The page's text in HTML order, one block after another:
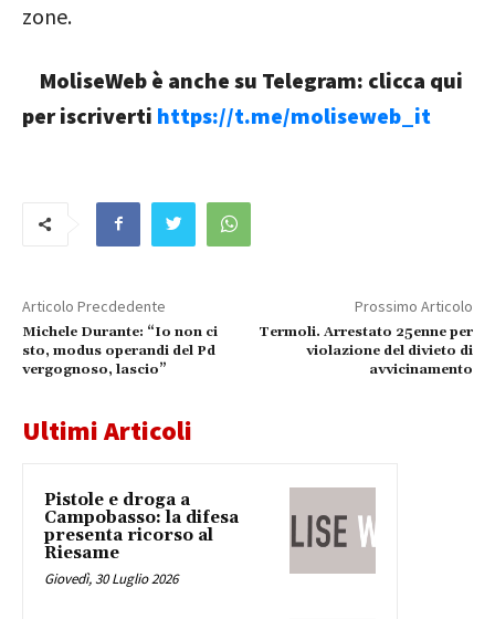
zone.
MoliseWeb è anche su Telegram: clicca qui
per iscriverti https://t.me/moliseweb_it
Articolo Precdedente
Michele Durante: “Io non ci
sto, modus operandi del Pd
vergognoso, lascio”
Prossimo Articolo
Termoli. Arrestato 25enne per
violazione del divieto di
avvicinamento
Ultimi Articoli
Pistole e droga a
Campobasso: la difesa
presenta ricorso al
Riesame
Giovedì, 30 Luglio 2026